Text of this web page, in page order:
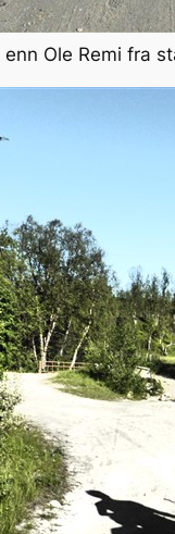
Ole Remi fra